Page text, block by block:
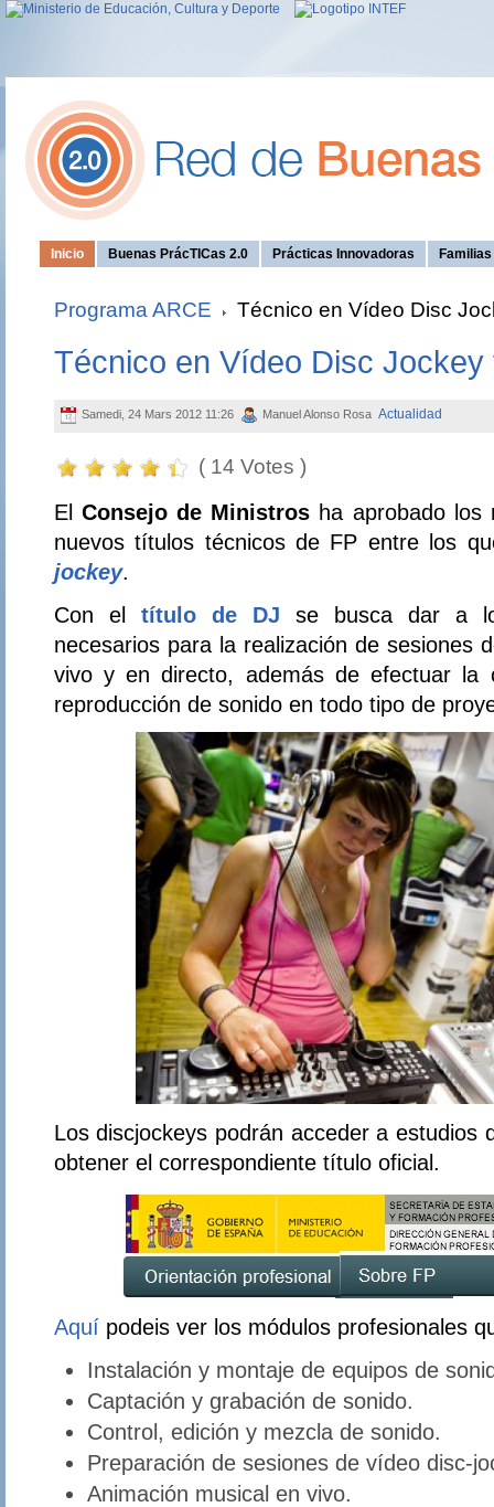
Inicio Buenas PrácTICas 2.0 Prácticas Innovadoras
Programa ARCE Técnico en Vídeo Disc
Técnico en Vídeo Disc Jockey
Samedi, 24 Mars 2012 11:26 Manuel Alonso Rosa Actualidad
( 14 Votes )
El Consejo de Ministros ha aprobado los
nuevos títulos técnicos de FP entre los
jockey.
Con el título de DJ
se busca dar a
necesarios para la realización de sesiones
vivo y en directo, además de efectuar la
reproducción de sonido en todo tipo de
Los discjockeys podrán acceder a estudios
obtener el correspondiente título oficial.
Aquí podeis ver los módulos profesionales
Instalación y montaje de equipos de
Captación y grabación de sonido.
Control, edición y mezcla de sonido.
Preparación de sesiones de vídeo disc-
Animación musical en vivo.